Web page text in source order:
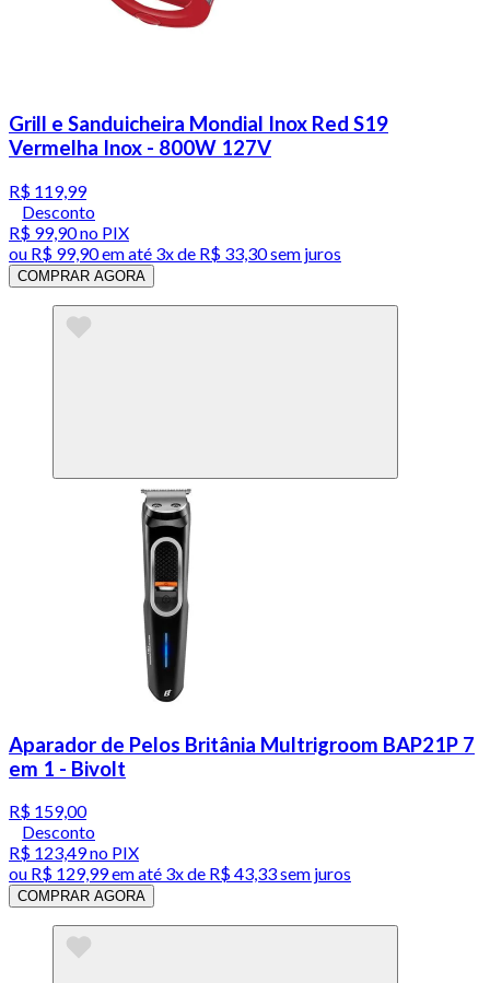
Grill e Sanduicheira Mondial Inox Red S19
Vermelha Inox - 800W 127V
R$ 119,99
Desconto
R$ 99,90no PIX
ou R$ 99,90em até 3x de R$ 33,30 sem juros
COMPRAR AGORA
Aparador de Pelos Britânia Multrigroom BAP21P 7
em 1 - Bivolt
R$ 159,00
Desconto
R$ 123,49no PIX
ou R$ 129,99em até 3x de R$ 43,33 sem juros
COMPRAR AGORA